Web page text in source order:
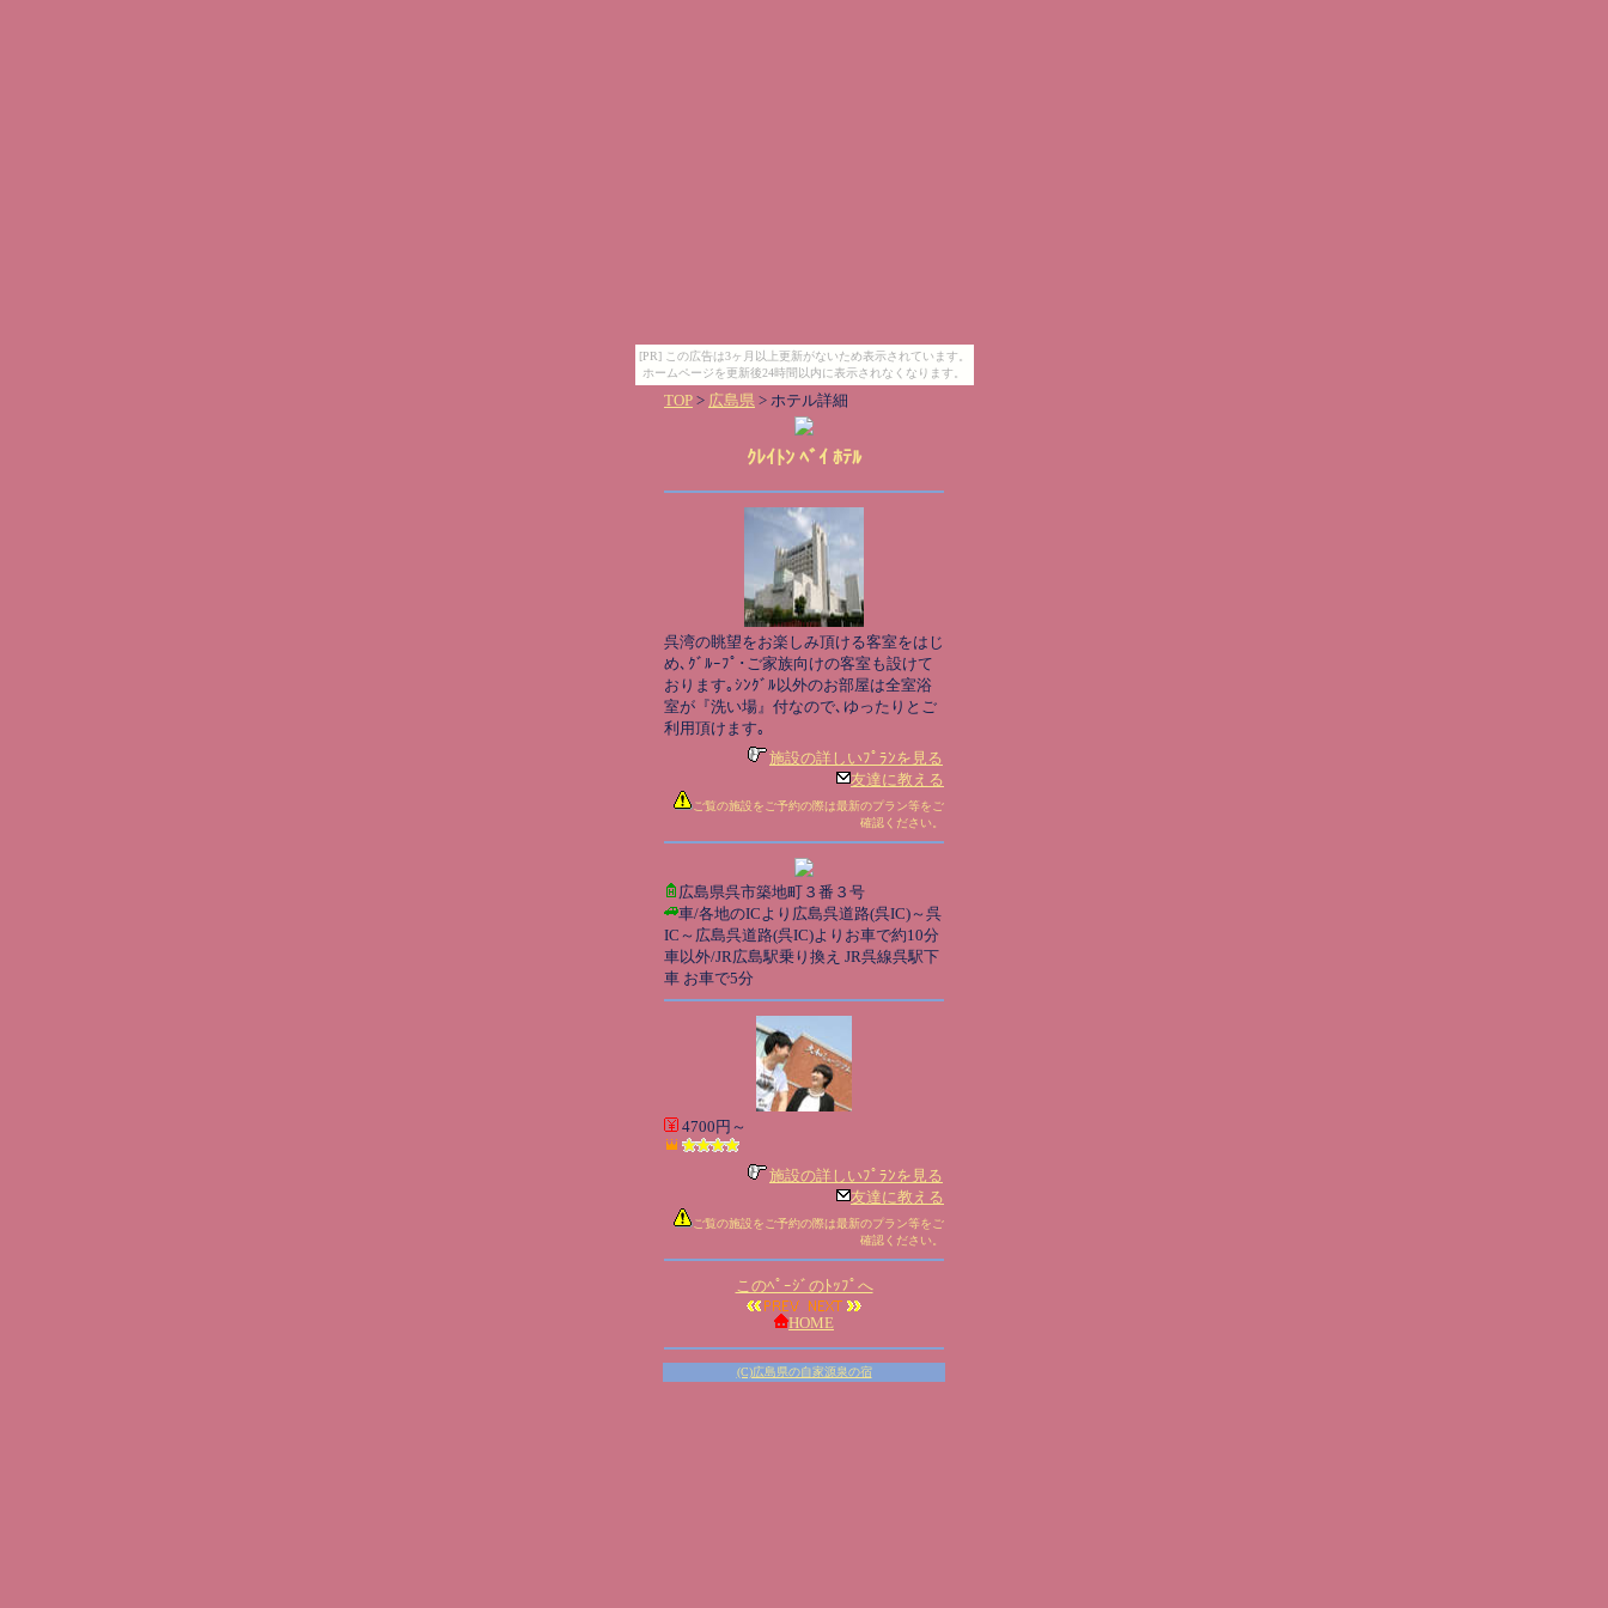
[PR] この広告は3ヶ月以上更新がないため表示されています。
ホームページを更新後24時間以内に表示されなくなります。
TOP > 広島県 > ホテル詳細
ｸﾚｲﾄﾝ ﾍﾞｲ ﾎﾃﾙ
呉湾の眺望をお楽しみ頂ける客室をはじ
め､ｸﾞﾙｰﾌﾟ･ご家族向けの客室も設けて
おります｡ｼﾝｸﾞﾙ以外のお部屋は全室浴
室が『洗い場』付なので､ゆったりとご
利用頂けます｡
施設の詳しいﾌﾟﾗﾝを見る
友達に教える
ご覧の施設をご予約の際は最新のプラン等をご
確認ください。
広島県呉市築地町３番３号
車/各地のICより広島呉道路(呉IC)～呉
IC～広島呉道路(呉IC)よりお車で約10分
車以外/JR広島駅乗り換え JR呉線呉駅下
車 お車で5分
4700円～
施設の詳しいﾌﾟﾗﾝを見る
友達に教える
ご覧の施設をご予約の際は最新のプラン等をご
確認ください。
このﾍﾟｰｼﾞのﾄｯﾌﾟへ
HOME
(C)広島県の自家源泉の宿